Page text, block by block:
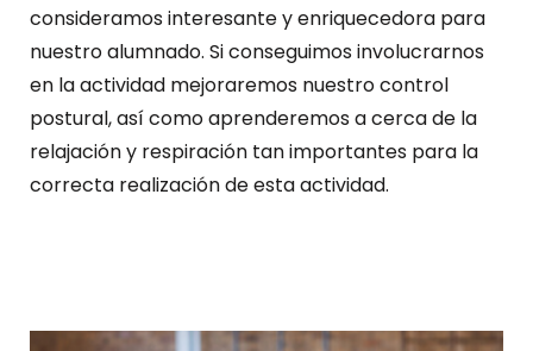
consideramos interesante y enriquecedora para
nuestro alumnado. Si conseguimos involucrarnos
en la actividad mejoraremos nuestro control
postural, así como aprenderemos a cerca de la
relajación y respiración tan importantes para la
correcta realización de esta actividad.